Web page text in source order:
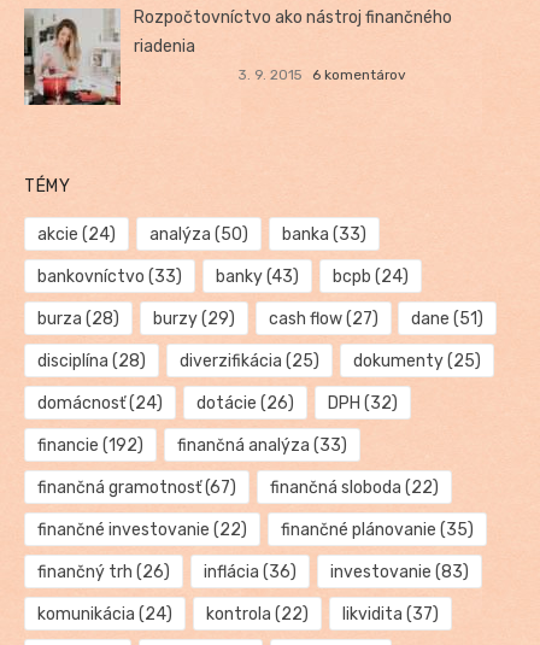
Rozpočtovníctvo ako nástroj finančného
riadenia
3. 9. 2015 6 komentárov
TÉMY
akcie (24) analýza (50) banka (33)
bankovníctvo (33) banky(43) bcpb (24)
burza (28) burzy(29) cash flow(27) dane (51)
disciplína (28) diverzifikácia (25) dokumenty(25)
domácnosť(24) dotácie (26) DPH (32)
financie (192) finančná analýza (33)
finančná gramotnosť(67) finančná sloboda (22)
finančné investovanie (22) finančné plánovanie (35)
finančný trh (26) inflácia (36) investovanie (83)
komunikácia (24) kontrola (22) likvidita (37)